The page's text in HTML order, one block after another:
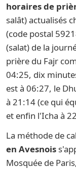
horaires de
salât) actualisés
(code postal
(salat) de la
prière du Fajr
04:25, dix
est à 06:27, le
à 21:14 (ce qui
et enfin l'Icha à
La méthode de
en Avesnois
Mosquée de